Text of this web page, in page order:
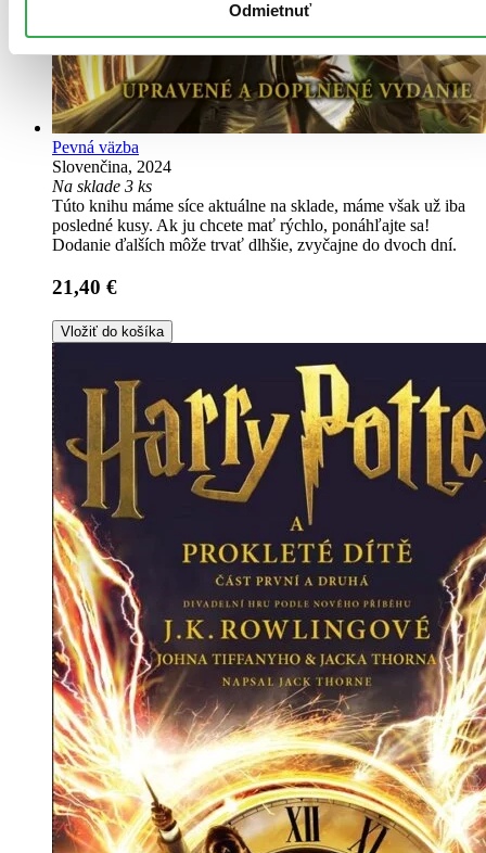
Odmietnuť
Pevná väzba
Slovenčina, 2024
Na sklade 3 ks
Túto knihu máme síce aktuálne na sklade, máme však už iba
posledné kusy. Ak ju chcete mať rýchlo, ponáhľajte sa!
Dodanie ďalších môže trvať dlhšie, zvyčajne do dvoch dní.
21,40 €
Vložiť do košíka